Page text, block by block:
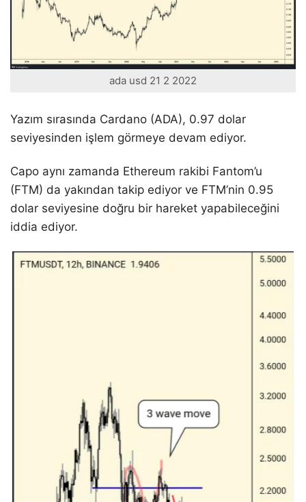
ada usd 21 2 2022
Yazım sırasında Cardano (ADA), 0.97 dolar
seviyesinden işlem görmeye devam ediyor.
Capo aynı zamanda Ethereum rakibi Fantom’u
(FTM) da yakından takip ediyor ve FTM’nin 0.95
dolar seviyesine doğru bir hareket yapabileceğini
iddia ediyor.